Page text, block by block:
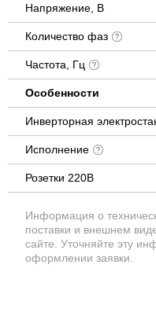
Напряжение, В
Количество фаз
Частота, Гц
Особенности
Инверторная
Исполнение
Розетки 220В
Информация о
поставки и внешнем
сайте. Уточняйте эту
оформлении заявки.